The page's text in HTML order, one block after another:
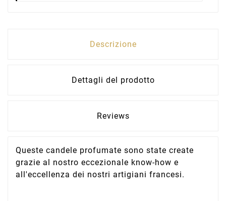
Descrizione
Dettagli del prodotto
Reviews
Queste candele profumate sono state create
grazie al nostro eccezionale know-how e
all'eccellenza dei nostri artigiani francesi.